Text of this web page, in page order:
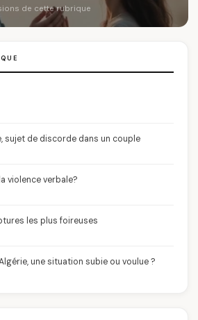
de cette rubrique
sujet de discorde dans un couple
violence verbale?
les plus foireuses
une situation subie ou voulue ?